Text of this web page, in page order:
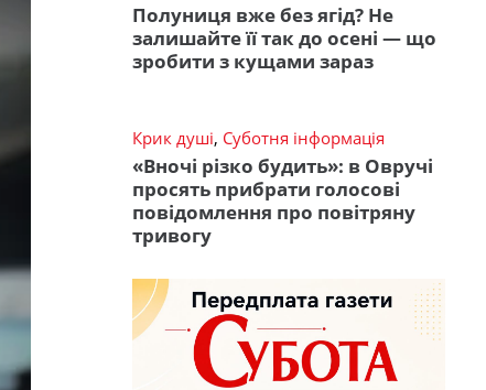
Полуниця вже без ягід? Не
залишайте її так до осені — що
зробити з кущами зараз
Крик душі, Суботня інформація
«Вночі різко будить»: в Овручі
просять прибрати голосові
повідомлення про повітряну
тривогу